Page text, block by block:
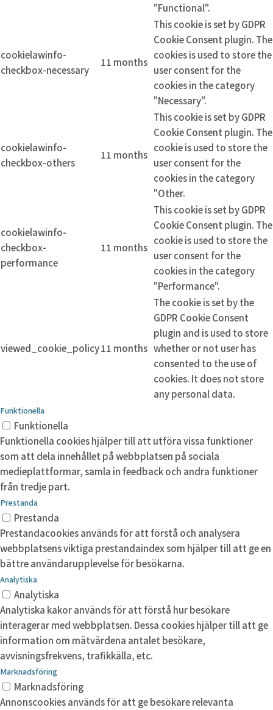
"Functional".
cookielawinfo-
checkbox-necessary
11 months
This cookie is set by GDPR
Cookie Consent plugin. The
cookies is used to store the
user consent for the
cookies in the category
"Necessary".
cookielawinfo-
checkbox-others
11 months
This cookie is set by GDPR
Cookie Consent plugin. The
cookie is used to store the
user consent for the
cookies in the category
"Other.
cookielawinfo-
checkbox-
performance
11 months
This cookie is set by GDPR
Cookie Consent plugin. The
cookie is used to store the
user consent for the
cookies in the category
"Performance".
viewed_cookie_policy11 months
The cookie is set by the
GDPR Cookie Consent
plugin and is used to store
whether or not user has
consented to the use of
cookies. It does not store
any personal data.
Funktionella
Funktionella
Funktionella cookies hjälper till att utföra vissa funktioner
som att dela innehållet på webbplatsen på sociala
medieplattformar, samla in feedback och andra funktioner
från tredje part.
Prestanda
Prestanda
Prestandacookies används för att förstå och analysera
webbplatsens viktiga prestandaindex som hjälper till att ge en
bättre användarupplevelse för besökarna.
Analytiska
Analytiska
Analytiska kakor används för att förstå hur besökare
interagerar med webbplatsen. Dessa cookies hjälper till att ge
information om mätvärdena antalet besökare,
avvisningsfrekvens, trafikkälla, etc.
Marknadsföring
Marknadsföring
Annonscookies används för att ge besökare relevanta